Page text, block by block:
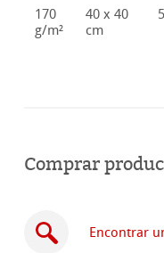
170
g/m²
40 x 40
cm
Comprar
Encontrar